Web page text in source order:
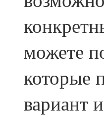
можете
которые
вариант